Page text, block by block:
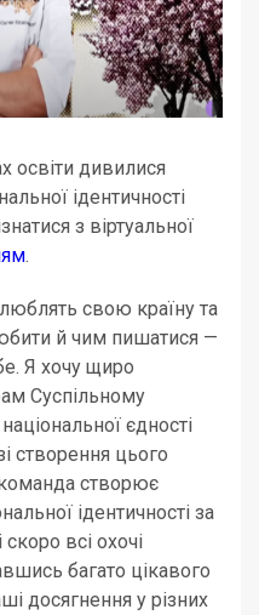
освіти дивилися
ідентичності
з віртуальної
.
свою країну та
й чим пишатися —
Я хочу щиро
Суспільному
єдності
створення цього
створює
ідентичності за
всі охочі
багато цікавого
досягнення у різних